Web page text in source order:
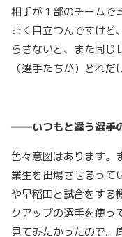
相手が１部のチームで
ごく目立つんですけど
らさないと、また同じ
（選手たちが）どれだ
――いつもと違う選手
色々意図はあります。
業生を出場させるって
や早稲田と試合をする
クアップの選手を使っ
見てみたかったので。